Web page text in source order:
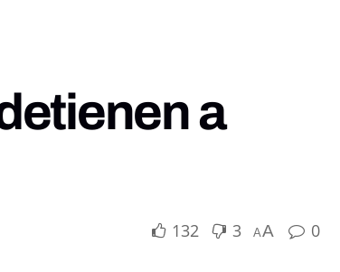
a
132 3 AA 0